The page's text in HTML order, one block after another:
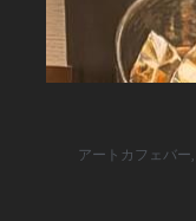
アートカフェバー,